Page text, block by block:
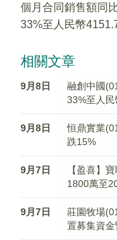
個月合同銷售額同
33%至人民幣
相關文章
9月8日
融創中國
33%至人
9月8日
恒鼎實業
跌15%
9月7日
【盈喜】
1800萬至
9月7日
莊園牧場
置募集資